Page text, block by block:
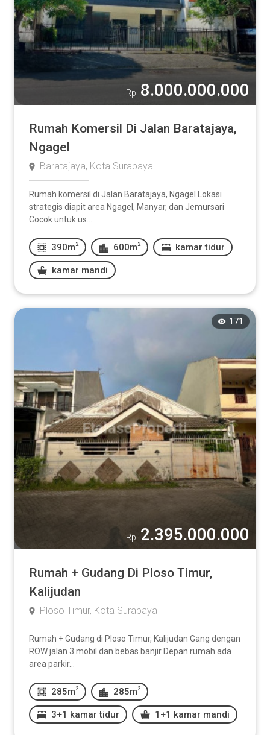
Rp 8.000.000.000
Rumah Komersil Di Jalan Baratajaya,
Ngagel
Baratajaya, Kota Surabaya
Rumah komersil di Jalan Baratajaya, Ngagel Lokasi
strategis diapit area Ngagel, Manyar, dan Jemursari
Cocok untuk us...
390m 2 600m 2 kamar tidur
kamar mandi
171
Rp 2.395.000.000
Rumah + Gudang Di Ploso Timur,
Kalijudan
Ploso Timur, Kota Surabaya
Rumah + Gudang di Ploso Timur, Kalijudan Gang dengan
ROW jalan 3 mobil dan bebas banjir Depan rumah ada
area parkir...
285m 2 285m 2
3+1 kamar tidur 1+1 kamar mandi